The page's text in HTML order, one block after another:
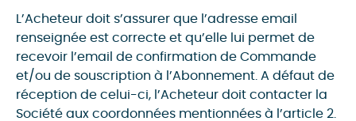
L’Acheteur doit s’assurer que l’adresse email
renseignée est correcte et qu’elle lui permet de
recevoir l’email de confirmation de Commande
et/ou de souscription à l’Abonnement. A défaut de
réception de celui-ci, l’Acheteur doit contacter la
Société aux coordonnées mentionnées à l’article 2.